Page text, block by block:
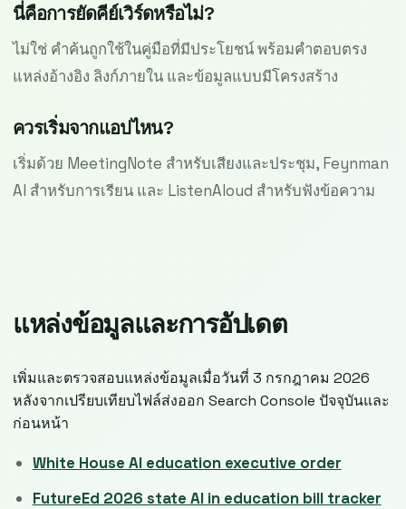
นี่คือการยัดคีย์เวิร์ดหรือไม่?
ไม่ใช่ คำค้นถูกใช้ในคู่มือที่มีประโยชน์ พร้อมคำตอบตรง
แหล่งอ้างอิง ลิงก์ภายใน และข้อมูลแบบมีโครงสร้าง
ควรเริ่มจากแอปไหน?
เริ่มด้วย MeetingNote สำหรับเสียงและประชุม, Feynman
AI สำหรับการเรียน และ ListenAloud สำหรับฟังข้อความ
แหล่งข้อมูลและการอัปเดต
เพิ่มและตรวจสอบแหล่งข้อมูลเมื่อวันที่ 3 กรกฎาคม 2026
หลังจากเปรียบเทียบไฟล์ส่งออก Search Console ปัจจุบันและ
ก่อนหน้า
White House AI education executive order
FutureEd 2026 state AI in education bill tracker